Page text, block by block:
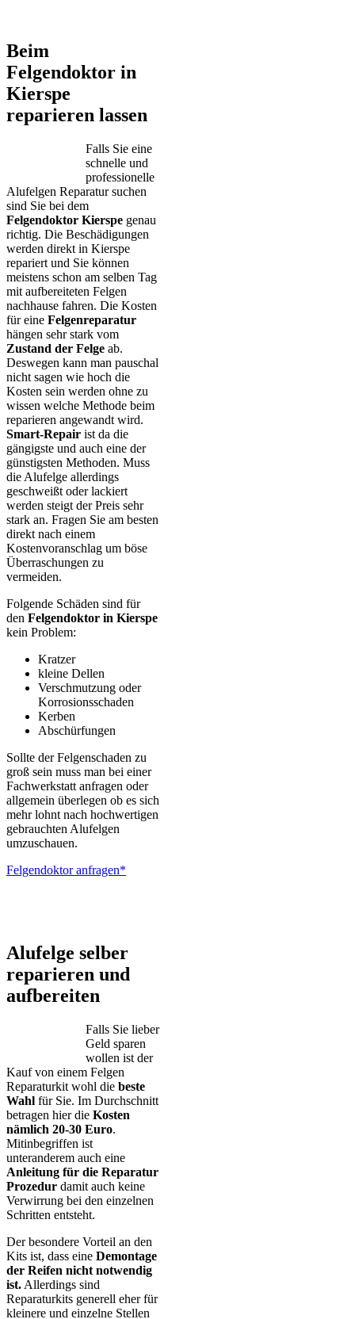
Beim
Felgendoktor in
Kierspe
reparieren lassen
Falls Sie eine
schnelle und
professionelle
Alufelgen Reparatur suchen
sind Sie bei dem
Felgendoktor Kierspe genau
richtig. Die Beschädigungen
werden direkt in Kierspe
repariert und Sie können
meistens schon am selben Tag
mit aufbereiteten Felgen
nachhause fahren. Die Kosten
für eine Felgenreparatur
hängen sehr stark vom
Zustand der Felge ab.
Deswegen kann man pauschal
nicht sagen wie hoch die
Kosten sein werden ohne zu
wissen welche Methode beim
reparieren angewandt wird.
Smart-Repair ist da die
gängigste und auch eine der
günstigsten Methoden. Muss
die Alufelge allerdings
geschweißt oder lackiert
werden steigt der Preis sehr
stark an. Fragen Sie am besten
direkt nach einem
Kostenvoranschlag um böse
Überraschungen zu
vermeiden.
Folgende Schäden sind für
den Felgendoktor in Kierspe
kein Problem:
Kratzer
kleine Dellen
Verschmutzung oder
Korrosionsschaden
Kerben
Abschürfungen
Sollte der Felgenschaden zu
groß sein muss man bei einer
Fachwerkstatt anfragen oder
allgemein überlegen ob es sich
mehr lohnt nach hochwertigen
gebrauchten Alufelgen
umzuschauen.
Felgendoktor anfragen*
Alufelge selber
reparieren und
aufbereiten
Falls Sie lieber
Geld sparen
wollen ist der
Kauf von einem Felgen
Reparaturkit wohl die beste
Wahl für Sie. Im Durchschnitt
betragen hier die Kosten
nämlich 20-30 Euro.
Mitinbegriffen ist
unteranderem auch eine
Anleitung für die Reparatur
Prozedur damit auch keine
Verwirrung bei den einzelnen
Schritten entsteht.
Der besondere Vorteil an den
Kits ist, dass eine Demontage
der Reifen nicht notwendig
ist. Allerdings sind
Reparaturkits generell eher für
kleinere und einzelne Stellen